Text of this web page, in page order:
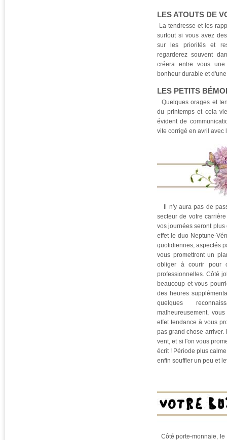
LES ATOUTS DE
La tendresse et les
surtout si vous avez
sur les priorités et
regarderez souvent
créera entre vous
bonheur durable et
LES PETITS
Quelques orages et
du printemps et cela
évident de
vite corrigé en avril avec
Il n'y aura pas de
secteur de votre
vos journées seront
effet le duo Neptune-
quotidiennes, aspectés
vous promettront un
obliger à courir pour
professionnelles. Côté
beaucoup et vous
des heures
quelques
malheureusement,
effet tendance à vous
pas grand chose arriver.
vent, et si l'on vous
écrit ! Période plus
enfin souffler un peu et
Côté porte-monnaie,